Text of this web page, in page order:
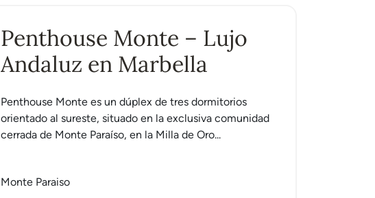
Penthouse Monte – Lujo
Andaluz en Marbella
Penthouse Monte es un dúplex de tres dormitorios
orientado al sureste, situado en la exclusiva comunidad
cerrada de Monte Paraíso, en la Milla de Oro...
Monte Paraiso